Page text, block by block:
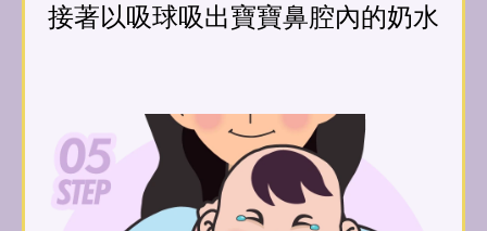
接著以吸球吸出寶寶鼻腔內的奶水